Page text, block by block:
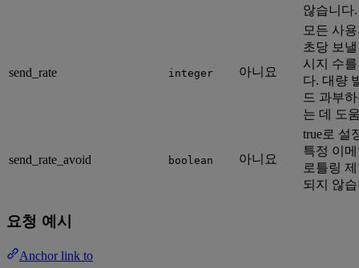
않습니다.
send_rate integer 아니요
모든 사
초당 보
시지 수
다. 대량
드 과부
는 데 도
send_rate_avoid boolean 아니요
true로 설
특정 이
로틀링
되지 않
요청 예시
Anchor link to